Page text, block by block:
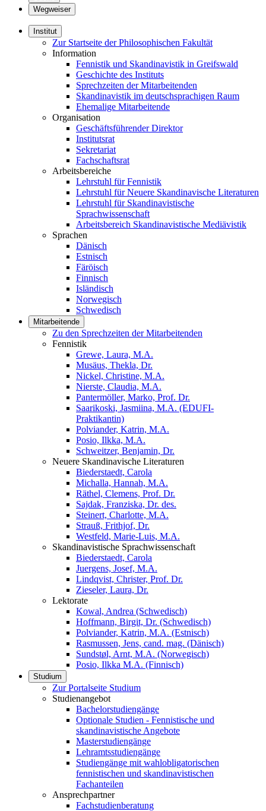
Wegweiser
Institut
Zur Startseite der Philosophischen Fakultät
Information
Fennistik und Skandinavistik in Greifswald
Geschichte des Instituts
Sprechzeiten der Mitarbeitenden
Skandinavistik im deutschsprachigen Raum
Ehemalige Mitarbeitende
Organisation
Geschäftsführender Direktor
Institutsrat
Sekretariat
Fachschaftsrat
Arbeitsbereiche
Lehrstuhl für Fennistik
Lehrstuhl für Neuere Skandinavische Literaturen
Lehrstuhl für Skandinavistische
Sprachwissenschaft
Arbeitsbereich Skandinavistische Mediävistik
Sprachen
Dänisch
Estnisch
Färöisch
Finnisch
Isländisch
Norwegisch
Schwedisch
Mitarbeitende
Zu den Sprechzeiten der Mitarbeitenden
Fennistik
Grewe, Laura, M.A.
Musäus, Thekla, Dr.
Nickel, Christine, M.A.
Nierste, Claudia, M.A.
Pantermöller, Marko, Prof. Dr.
Saarikoski, Jasmiina, M.A. (EDUFI-
Praktikantin)
Polviander, Katrin, M.A.
Posio, Ilkka, M.A.
Schweitzer, Benjamin, Dr.
Neuere Skandinavische Literaturen
Biederstaedt, Carola
Michalla, Hannah, M.A.
Räthel, Clemens, Prof. Dr.
Sajdak, Franziska, Dr. des.
Steinert, Charlotte, M.A.
Strauß, Frithjof, Dr.
Westfeld, Marie-Luis, M.A.
Skandinavistische Sprachwissenschaft
Biederstaedt, Carola
Juergens, Josef, M.A.
Lindqvist, Christer, Prof. Dr.
Zieseler, Laura, Dr.
Lektorate
Kowal, Andrea (Schwedisch)
Hoffmann, Birgit, Dr. (Schwedisch)
Polviander, Katrin, M.A. (Estnisch)
Rasmussen, Jens, cand. mag. (Dänisch)
Sundstøl, Arnt, M.A. (Norwegisch)
Posio, Ilkka M.A. (Finnisch)
Studium
Zur Portalseite Studium
Studienangebot
Bachelorstudiengänge
Optionale Studien - Fennistische und
skandinavistische Angebote
Masterstudiengänge
Lehramtsstudiengänge
Studiengänge mit wahlobligatorischen
fennistischen und skandinavistischen
Fachanteilen
Ansprechpartner
Fachstudienberatung